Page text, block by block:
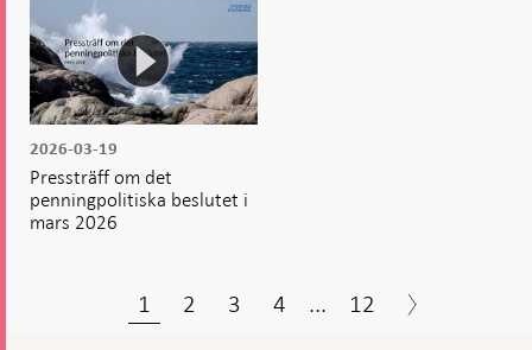
2026-03-19
Pressträff om det
penningpolitiska beslutet i
mars 2026
1 2 3 4 ... 12